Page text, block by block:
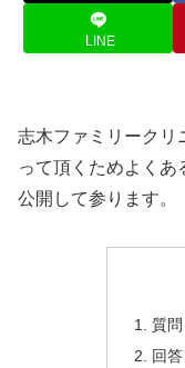
LINE
志木ファミリークリ
って頂くためよく
公開して参ります。
質問
回答